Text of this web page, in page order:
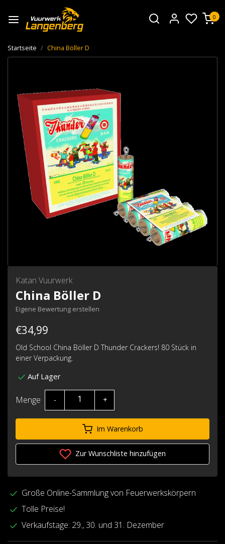
0
Startseite China Böller D
Katan Vuurwerk
China Böller D
Eigene Bewertung erstellen
€34,99
Old School China Böller D Thunder Crackers! 80 Stück in
einer Verpackung.
Auf Lager
Menge - +
Im Warenkorb
Zur Wunschliste hinzufügen
Große Online-Sammlung von Feuerwerkskörpern
Tolle Preise!
Verkaufstage: 29., 30. und 31. Dezember